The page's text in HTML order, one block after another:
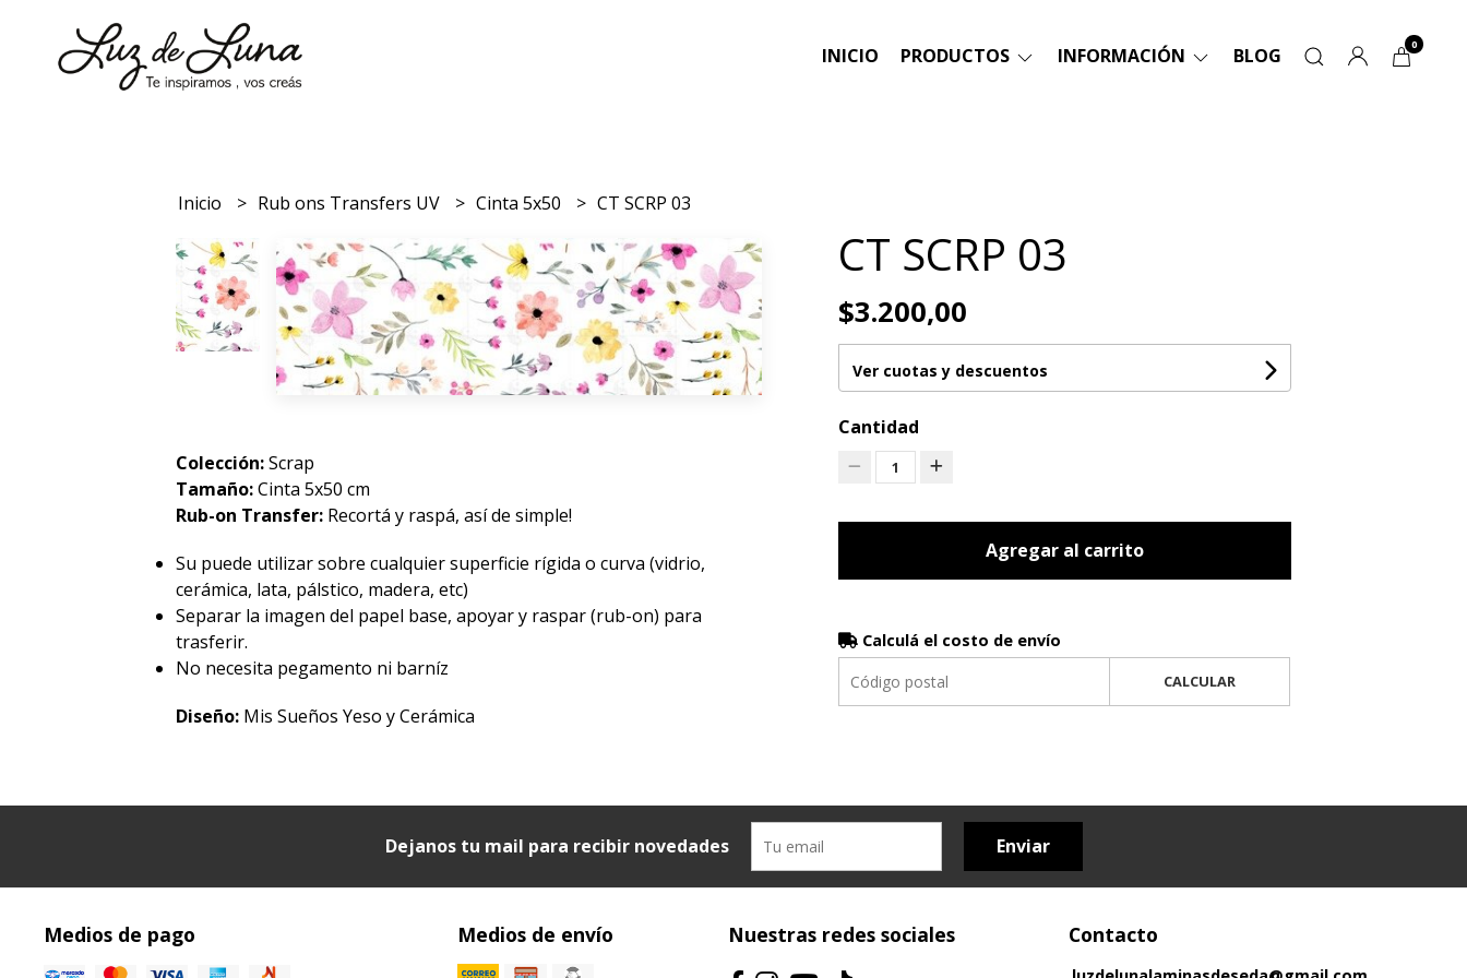
INICIO PRODUCTOS INFORMACIÓN BLOG 0
Inicio Rub ons Transfers UV Cinta 5x50 CT SCRP 03
Colección:Scrap
Tamaño:Cinta 5x50 cm
Rub-on Transfer: Recortá y raspá, así de simple!
Su puede utilizar sobre cualquier superficie rígida o curva (vidrio,
cerámica, lata, pálstico, madera, etc)
Separar la imagen del papel base, apoyar y raspar (rub-on) para
trasferir.
No necesita pegamento ni barníz
Diseño: Mis Sueños Yeso y Cerámica
CT SCRP 03
$3.200,00
Ver cuotas y descuentos
Cantidad
1
Agregar al carrito
Calculá el costo de envío
CALCULAR
Dejanos tu mail para recibir novedades Enviar
Medios de pago Medios de envío Nuestras redes sociales Contacto